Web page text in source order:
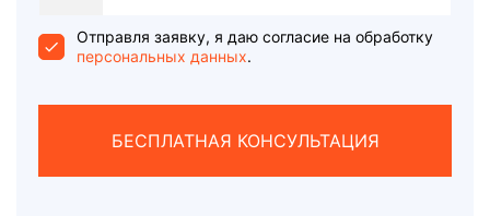
+1
Отправля заявку, я даю согласие на обработку
персональных данных.
БЕСПЛАТНАЯ КОНСУЛЬТАЦИЯ